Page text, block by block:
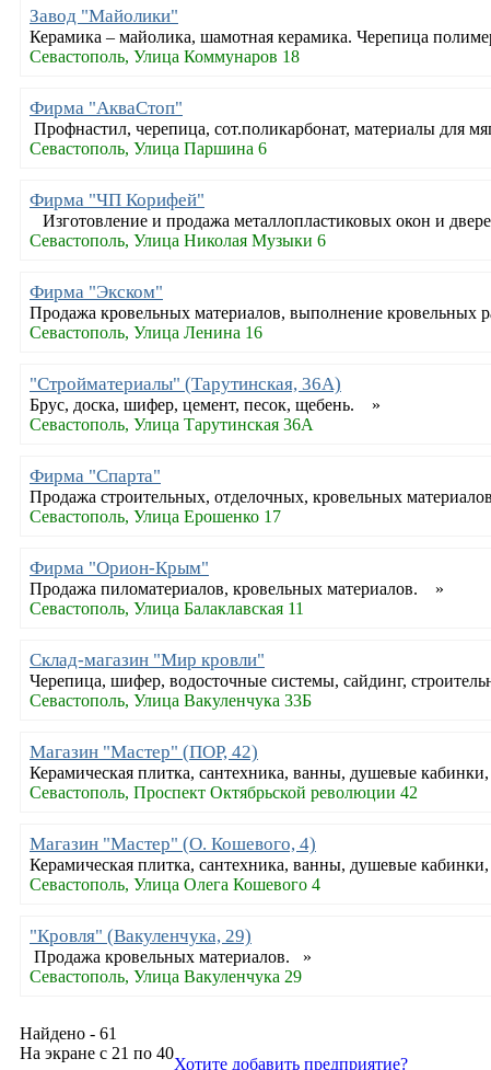
Завод "Майолики"
Керамика – майолика, шамотная керамика. Черепица
Севастополь, Улица Коммунаров 18
Фирма "АкваСтоп"
Профнастил, черепица, сот.поликарбонат, материалы для
Севастополь, Улица Паршина 6
Фирма "ЧП Корифей"
Изготовление и продажа металлопластиковых окон и
Севастополь, Улица Николая Музыки 6
Фирма "Экском"
Продажа кровельных материалов, выполнение кровельных
Севастополь, Улица Ленина 16
"Стройматериалы" (Тарутинская, 36А)
Брус, доска, шифер, цемент, песок, щебень. »
Севастополь, Улица Тарутинская 36А
Фирма "Спарта"
Продажа строительных, отделочных, кровельных
Севастополь, Улица Ерошенко 17
Фирма "Орион-Крым"
Продажа пиломатериалов, кровельных материалов. »
Севастополь, Улица Балаклавская 11
Склад-магазин "Мир кровли"
Черепица, шифер, водосточные системы, сайдинг,
Севастополь, Улица Вакуленчука 33Б
Магазин "Мастер" (ПОР, 42)
Керамическая плитка, сантехника, ванны, душевые
Севастополь, Проспект Октябрьской революции 42
Магазин "Мастер" (О. Кошевого, 4)
Керамическая плитка, сантехника, ванны, душевые
Севастополь, Улица Олега Кошевого 4
"Кровля" (Вакуленчука, 29)
Продажа кровельных материалов. »
Севастополь, Улица Вакуленчука 29
Найдено - 61
На экране с 21 по 40
Хотите добавить предприятие?